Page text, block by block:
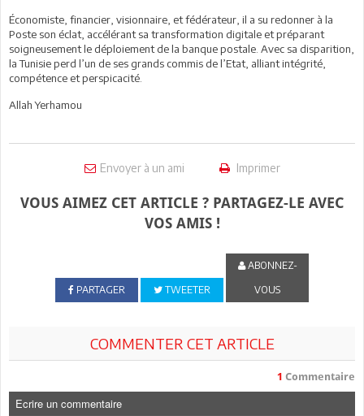
Économiste, financier, visionnaire, et fédérateur, il a su redonner à la
Poste son éclat, accélérant sa transformation digitale et préparant
soigneusement le déploiement de la banque postale. Avec sa disparition,
la Tunisie perd l’un de ses grands commis de l’Etat, alliant intégrité,
compétence et perspicacité.
Allah Yerhamou
Envoyer à un ami Imprimer
VOUS AIMEZ CET ARTICLE ? PARTAGEZ-LE AVEC
VOS AMIS !
PARTAGER TWEETER
ABONNEZ-
VOUS
COMMENTER CET ARTICLE
1 Commentaire
Ecrire un commentaire